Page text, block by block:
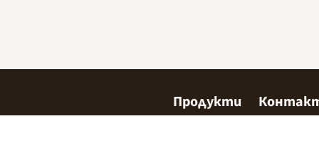
Продукти
СладкарствоКъде да